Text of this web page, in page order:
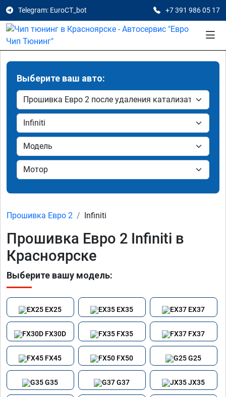
Telegram: EuroCT_bot +7 391 986 05 17
Выберите ваш авто:
Прошивка Евро 2 Infiniti
Прошивка Евро 2 Infiniti в
Красноярске
Выберите вашу модель:
EX25 EX35 EX37
FX30D FX35 FX37
FX45 FX50 G25
G35 G37 JX35